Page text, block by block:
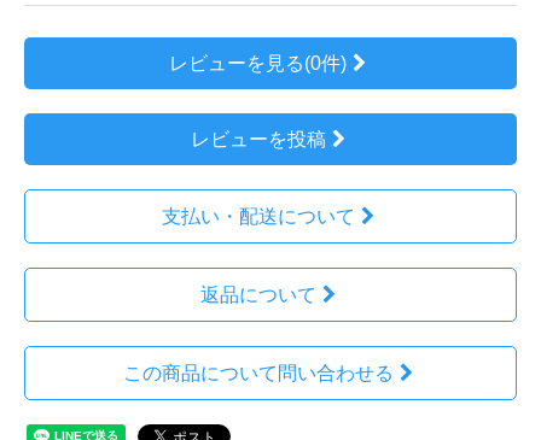
レビューを見る(0件)
レビューを投稿
支払い・配送について
返品について
この商品について問い合わせる